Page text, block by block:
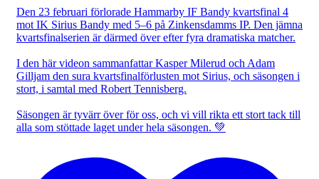
Den 23 februari förlorade Hammarby IF Bandy kvartsfinal 4
mot IK Sirius Bandy med 5–6 på Zinkensdamms IP. Den jämna
kvartsfinalserien är därmed över efter fyra dramatiska matcher.
I den här videon sammanfattar Kasper Milerud och Adam
Gilljam den sura kvartsfinalförlusten mot Sirius, och säsongen i
stort, i samtal med Robert Tennisberg.
Säsongen är tyvärr över för oss, och vi vill rikta ett stort tack till
alla som stöttade laget under hela säsongen. 💚